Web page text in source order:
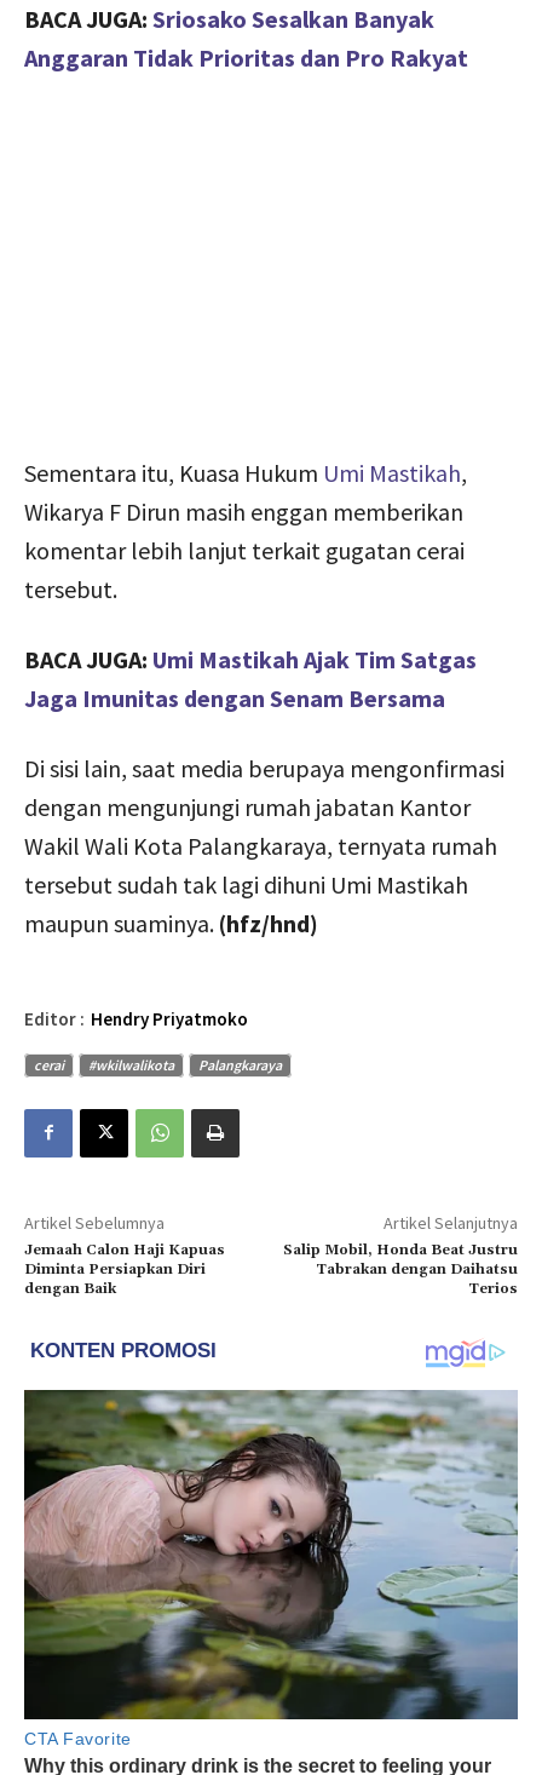
BACA JUGA: Sriosako Sesalkan Banyak
Anggaran Tidak Prioritas dan Pro Rakyat
Sementara itu, Kuasa Hukum Umi Mastikah,
Wikarya F Dirun masih enggan memberikan
komentar lebih lanjut terkait gugatan cerai
tersebut.
BACA JUGA: Umi Mastikah Ajak Tim Satgas
Jaga Imunitas dengan Senam Bersama
Di sisi lain, saat media berupaya mengonfirmasi
dengan mengunjungi rumah jabatan Kantor
Wakil Wali Kota Palangkaraya, ternyata rumah
tersebut sudah tak lagi dihuni Umi Mastikah
maupun suaminya. (hfz/hnd)
Editor : Hendry Priyatmoko
cerai #wkilwalikota Palangkaraya
Artikel Sebelumnya
Jemaah Calon Haji Kapuas
Diminta Persiapkan Diri
dengan Baik
Artikel Selanjutnya
Salip Mobil, Honda Beat Justru
Tabrakan dengan Daihatsu
Terios